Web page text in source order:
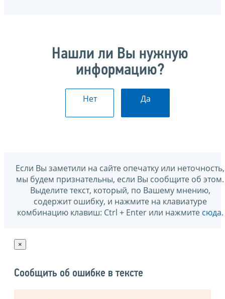
Нашли ли Вы нужную
информацию?
Нет Да
Если Вы заметили на сайте опечатку или неточность,
мы будем признательны, если Вы сообщите об этом.
Выделите текст, который, по Вашему мнению,
содержит ошибку, и нажмите на клавиатуре
комбинацию клавиш: Ctrl + Enter или нажмите сюда.
×
Сообщить об ошибке в тексте